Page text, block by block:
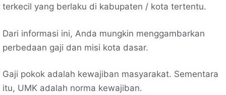
terkecil yang berlaku di kabupaten / kota tertentu.
Dari informasi ini, Anda mungkin menggambarkan
perbedaan gaji dan misi kota dasar.
Gaji pokok adalah kewajiban masyarakat. Sementara
itu, UMK adalah norma kewajiban.